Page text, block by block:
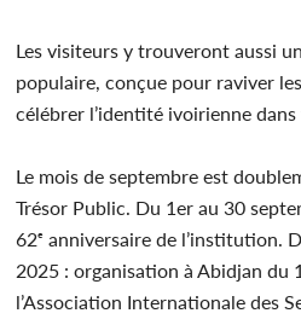
Les visiteurs y trouveront aussi
populaire, conçue pour raviver
célébrer l’identité ivoirienne
Le mois de septembre est
Trésor Public. Du 1er au 30
62ᵉ anniversaire de l’institution.
2025 : organisation à Abidjan du
l’Association Internationale des